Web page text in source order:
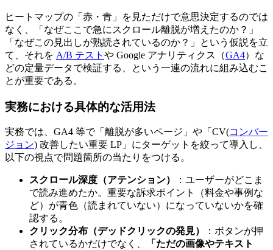
ヒートマップの「赤・青」を見ただけで意思決定するのでは
なく、「なぜここで急にスクロール離脱が増えたのか？」
「なぜこの見出しが熟読されているのか？」という仮説を立
て、それを A/B テスト や Google アナリティクス（GA4）な
どの定量データで検証する、という一連の流れに組み込むこ
とが重要である。
実務における具体的な活用法
実務では、GA4 等で「離脱が多いページ」や「CV(コンバー
ジョン) 改善したい重要 LP」にターゲットを絞って導入し、
以下の視点で問題箇所の当たりをつける。
スクロール深度（アテンション）
：ユーザーがどこま
で読み進めたか。重要な訴求ポイント（料金や事例な
ど）が青色（読まれていない）になっていないかを確
認する。
クリック分布（デッドクリックの発見）
：ボタンが押
されているかだけでなく、
「ただの画像やテキスト